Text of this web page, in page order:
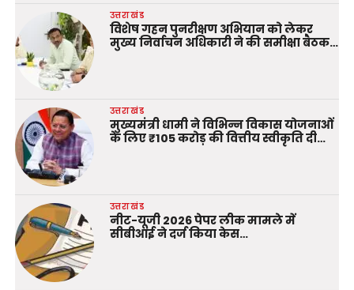
उत्तराखंड
विशेष गहन पुनरीक्षण अभियान को लेकर
मुख्य निर्वाचन अधिकारी ने की समीक्षा बैठक…
उत्तराखंड
मुख्यमंत्री धामी ने विभिन्न विकास योजनाओं
के लिए ₹105 करोड़ की वित्तीय स्वीकृति दी…
उत्तराखंड
नीट-यूजी 2026 पेपर लीक मामले में
सीबीआई ने दर्ज किया केस…